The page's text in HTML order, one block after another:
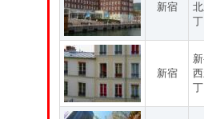
新宿
新宿